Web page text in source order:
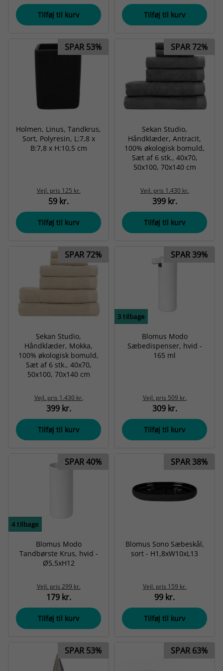
Tilføj til kurv Tilføj til kurv
SPAR 53%
Holmen, Linus, Tandkrus,
Sort, Polyresin, L:7,8 x
B:7,8 x H:10,5 cm
Vejl. pris 125 kr.
59 kr.
Tilføj til kurv
SPAR 72%
Sekan Studio,
Håndklæder, Antracit,
100% økologisk bomuld,
Sæt af 6 stk., 40x70,
50x100, 70x140 cm
Vejl. pris 1.430 kr.
399 kr.
Tilføj til kurv
SPAR 72%
Sekan Studio,
Håndklæder, Mokka,
100% økologisk bomuld,
Sæt af 6 stk., 40x70,
50x100, 70x140 cm
Vejl. pris 1.430 kr.
399 kr.
Tilføj til kurv
3 tilbage
SPAR 39%
Blomus Modo
Sæbedispenser, hvid -
165 ml
Vejl. pris 509 kr.
309 kr.
Tilføj til kurv
4tilbage
SPAR 40%
Blomus Modo
Tandbørste Krus, hvid -
Ø5,5xH12
Vejl. pris 299 kr.
179 kr.
Tilføj til kurv
SPAR 38%
Blomus Sono Sæbeskål,
sort - H1,8xW10xL13
Vejl. pris 159 kr.
99 kr.
Tilføj til kurv
SPAR 53% SPAR 63%